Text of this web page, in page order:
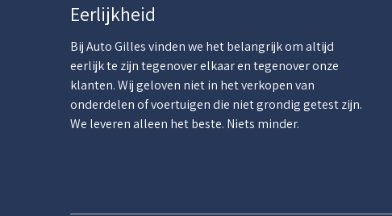
Eerlijkheid
Bij Auto Gilles vinden we het belangrijk om altijd
eerlijk te zijn tegenover elkaar en tegenover onze
klanten. Wij geloven niet in het verkopen van
onderdelen of voertuigen die niet grondig getest zijn.
We leveren alleen het beste. Niets minder.